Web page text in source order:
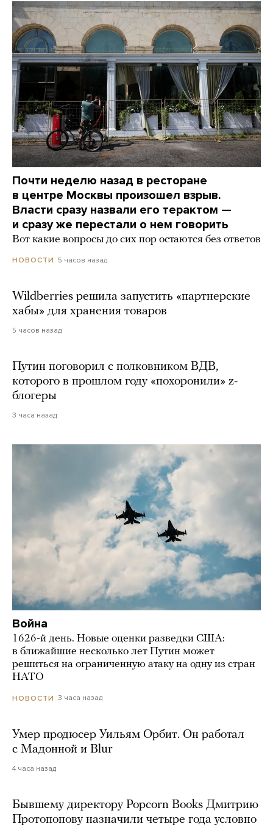
Почти неделю назад в ресторане
в центре Москвы произошел взрыв.
Власти сразу назвали его терактом —
и сразу же перестали о нем говорить
Вот какие вопросы до сих пор остаются без ответов
НОВОСТИ 5 часов назад
Wildberries решила запустить «партнерские
хабы» для хранения товаров
5 часов назад
Путин поговорил с полковником ВДВ,
которого в прошлом году «похоронили» z-
блогеры
3 часа назад
Война
1626-й день. Новые оценки разведки США:
в ближайшие несколько лет Путин может
решиться на ограниченную атаку на одну из стран
НАТО
НОВОСТИ 3 часа назад
Умер продюсер Уильям Орбит. Он работал
с Мадонной и Blur
4 часа назад
Бывшему директору Popcorn Books Дмитрию
Протопопову назначили четыре года условно